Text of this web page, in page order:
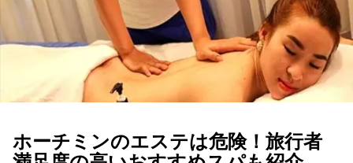
ホーチミンのエステは危険！旅行者